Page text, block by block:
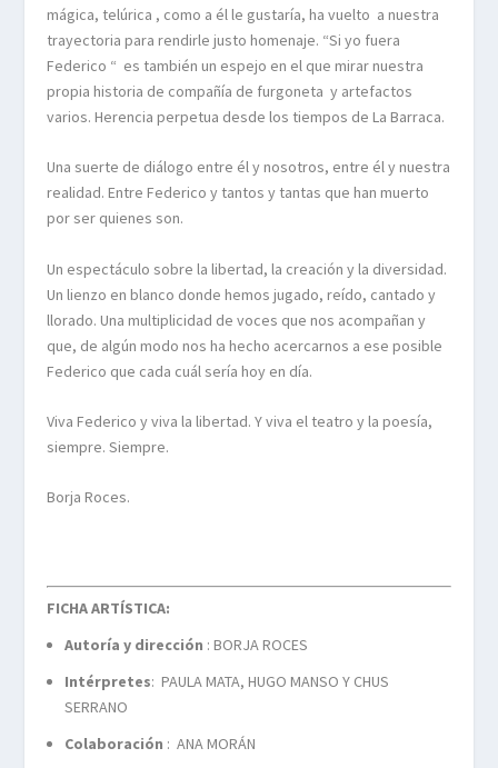
mágica, telúrica , como a él le gustaría, ha vuelto a nuestra
trayectoria para rendirle justo homenaje. “Si yo fuera
Federico “ es también un espejo en el que mirar nuestra
propia historia de compañía de furgoneta y artefactos
varios. Herencia perpetua desde los tiempos de La Barraca.
Una suerte de diálogo entre él y nosotros, entre él y nuestra
realidad. Entre Federico y tantos y tantas que han muerto
por ser quienes son.
Un espectáculo sobre la libertad, la creación y la diversidad.
Un lienzo en blanco donde hemos jugado, reído, cantado y
llorado. Una multiplicidad de voces que nos acompañan y
que, de algún modo nos ha hecho acercarnos a ese posible
Federico que cada cuál sería hoy en día.
Viva Federico y viva la libertad. Y viva el teatro y la poesía,
siempre. Siempre.
Borja Roces.
FICHA ARTÍSTICA:
Autoría y dirección : BORJA ROCES
Intérpretes: PAULA MATA, HUGO MANSO Y CHUS
SERRANO
Colaboración : ANA MORÁN